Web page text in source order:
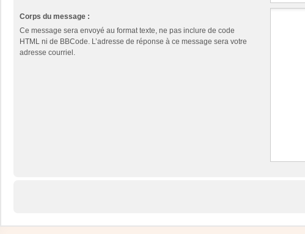
Corps du message :
Ce message sera envoyé au format texte, ne pas inclure de code
HTML ni de BBCode. L’adresse de réponse à ce message sera votre
adresse courriel.